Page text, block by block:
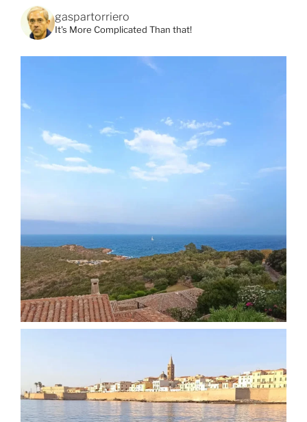
gaspartorriero
It's More Complicated Than that!